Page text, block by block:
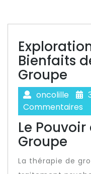
Bienfaits
Groupe
oncolille
Commentaires
Le
Groupe
La thérapie de